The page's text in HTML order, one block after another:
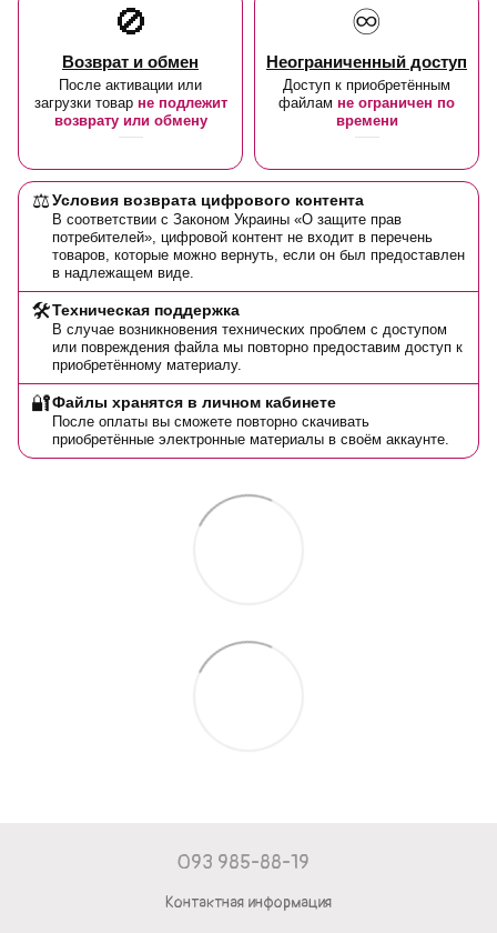
🚫
Возврат и обмен
После активации или
загрузки товар не подлежит
возврату или обмену
♾️
Неограниченный доступ
Доступ к приобретённым
файлам не ограничен по
времени
⚖️Условия возврата цифрового контента
В соответствии с Законом Украины «О защите прав
потребителей», цифровой контент не входит в перечень
товаров, которые можно вернуть, если он был предоставлен
в надлежащем виде.
🛠️Техническая поддержка
В случае возникновения технических проблем с доступом
или повреждения файла мы повторно предоставим доступ к
приобретённому материалу.
🔐Файлы хранятся в личном кабинете
После оплаты вы сможете повторно скачивать
приобретённые электронные материалы в своём аккаунте.
093 985-88-19
Контактная информация